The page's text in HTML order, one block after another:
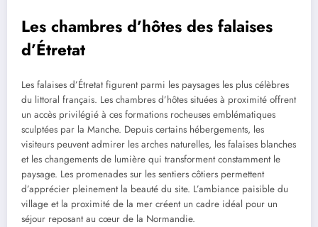
Les chambres d’hôtes des falaises
d’Étretat
Les falaises d’Étretat figurent parmi les paysages les plus célèbres
du littoral français. Les chambres d’hôtes situées à proximité offrent
un accès privilégié à ces formations rocheuses emblématiques
sculptées par la Manche. Depuis certains hébergements, les
visiteurs peuvent admirer les arches naturelles, les falaises blanches
et les changements de lumière qui transforment constamment le
paysage. Les promenades sur les sentiers côtiers permettent
d’apprécier pleinement la beauté du site. L’ambiance paisible du
village et la proximité de la mer créent un cadre idéal pour un
séjour reposant au cœur de la Normandie.